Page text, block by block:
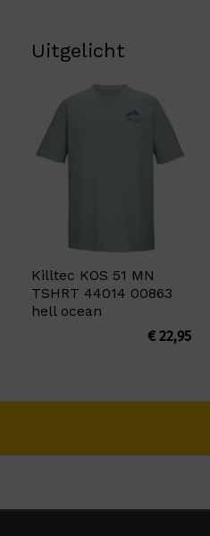
Uitgelicht
Killtec KOS 51 MN
TSHRT 44014 00863
hell ocean
€22,95